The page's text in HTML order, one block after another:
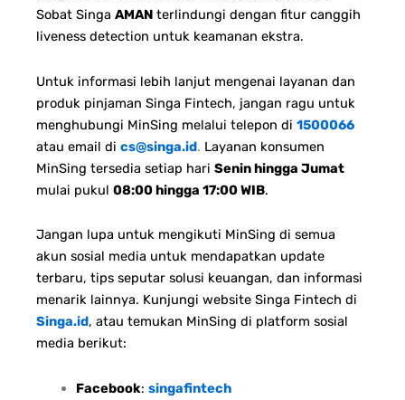
Sobat Singa AMAN terlindungi dengan fitur canggih
liveness detection untuk keamanan ekstra.
Untuk informasi lebih lanjut mengenai layanan dan
produk pinjaman Singa Fintech, jangan ragu untuk
menghubungi MinSing melalui telepon di 1500066
atau email di cs@singa.id. Layanan konsumen
MinSing tersedia setiap hari Senin hingga Jumat
mulai pukul 08:00 hingga 17:00 WIB.
Jangan lupa untuk mengikuti MinSing di semua
akun sosial media untuk mendapatkan update
terbaru, tips seputar solusi keuangan, dan informasi
menarik lainnya. Kunjungi website Singa Fintech di
Singa.id, atau temukan MinSing di platform sosial
media berikut:
Facebook: singafintech